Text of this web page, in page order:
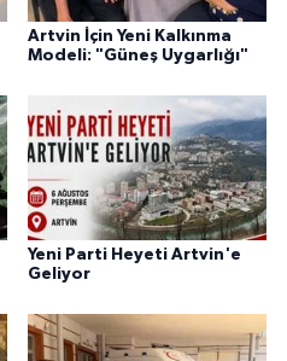
Artvin İçin Yeni Kalkınma
Modeli: "Güneş Uygarlığı"
Yeni Parti Heyeti Artvin'e
Geliyor